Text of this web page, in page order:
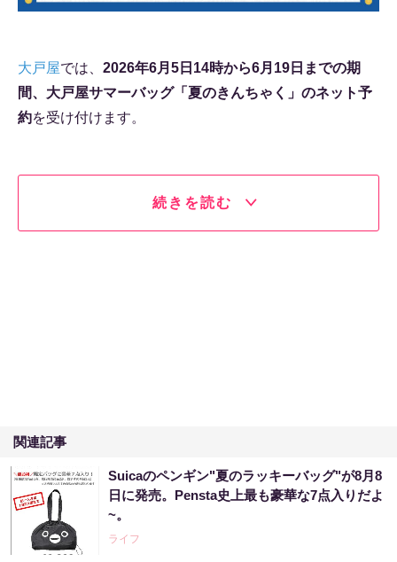
大戸屋では、 2026年6月5日14時から6月19日までの期
間、大戸屋サマーバッグ「夏のきんちゃく」のネット予
約を受け付けます。
続きを読む
関連記事
Suicaのペンギン"夏のラッキーバッグ"が8月8
日に発売。Pensta史上最も豪華な7点入りだよ
~。
ライフ